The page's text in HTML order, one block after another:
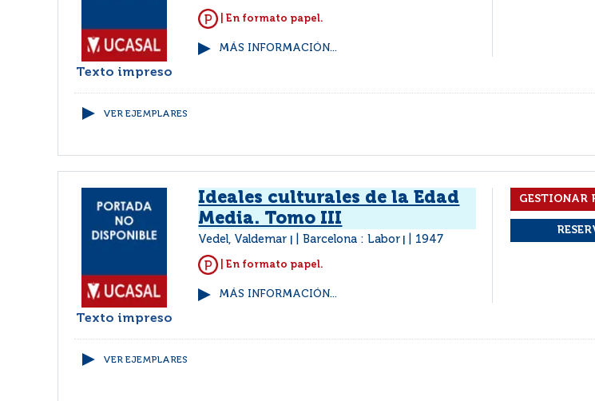
Texto impreso
| En formato papel.
MÁS INFORMACIÓN...
VER EJEMPLARES
Texto impreso
Ideales culturales de la Edad
Media. Tomo III
Vedel, Valdemar Barcelona : Labor 1947
| En formato papel.
MÁS INFORMACIÓN...
VER EJEMPLARES